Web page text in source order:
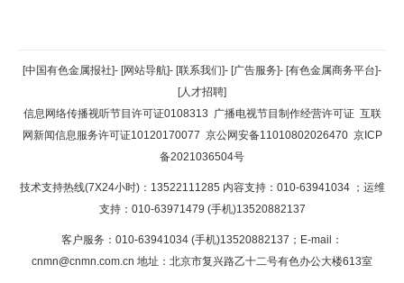
返回顶部
返回首页
[中国有色金属报社]- [网站导航]- [联系我们]- [广告服务]- [有色金属商务平台]-
[人才招聘]
信息网络传播视听节目许可证0108313 广播电视节目制作经营许可证 互联
网新闻信息服务许可证10120170077 京公网安备11010802026470 京ICP
备2021036504号
技术支持热线(7X24小时)：13522111285 内容支持：010-63941034 ；运维
支持：010-63971479 (手机)13520882137
客户服务：010-63941034 (手机)13520882137；E-mail：
cnmn@cnmn.com.cn 地址：北京市复兴路乙十二号有色办公大楼613室